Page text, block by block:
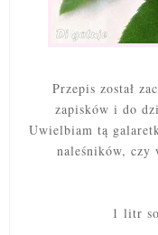
Przepis został
zapisków i do
Uwielbiam tą
naleśników, czy
1 litr